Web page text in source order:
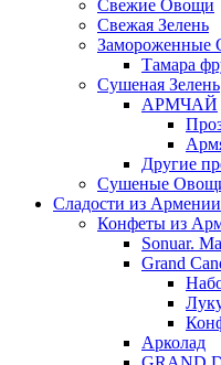
Свежие Овощи
Свежая Зелень
Замороженные
Тамара
Сушеная Зелень
АРМЧАЙ
Другие
Сушеные
Сладости из Армении
Конфеты из
Sonuar.
Grand
Арколад